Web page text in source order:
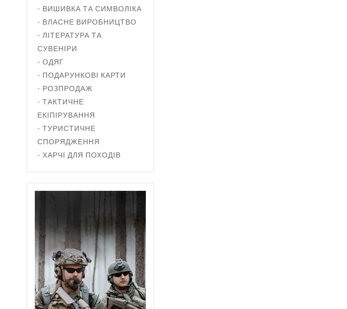
- ВИШИВКА ТА СИМВОЛІКА
- ВЛАСНЕ ВИРОБНИЦТВО
- ЛІТЕРАТУРА ТА
СУВЕНІРИ
- ОДЯГ
- ПОДАРУНКОВІ КАРТИ
- РОЗПРОДАЖ
- ТАКТИЧНЕ
ЕКІПІРУВАННЯ
- ТУРИСТИЧНЕ
СПОРЯДЖЕННЯ
- ХАРЧІ ДЛЯ ПОХОДІВ